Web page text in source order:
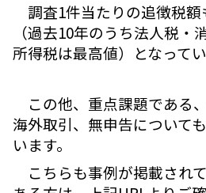
調査1件当たりの追徴税
（過去10年のうち法人税・
所得税は最高値）となってい
この他、重点課題である
海外取引、無申告について
います。
こちらも事例が掲載され